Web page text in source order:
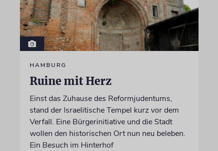
HAMBURG
Ruine mit Herz
Einst das Zuhause des Reformjudentums,
stand der Israelitische Tempel kurz vor dem
Verfall. Eine Bürgerinitiative und die Stadt
wollen den historischen Ort nun neu beleben.
Ein Besuch im Hinterhof